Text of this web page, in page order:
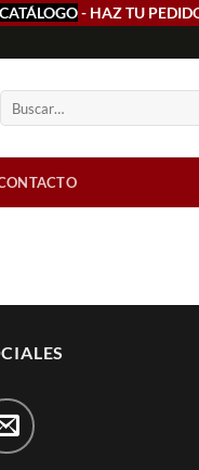
- HAZ TU